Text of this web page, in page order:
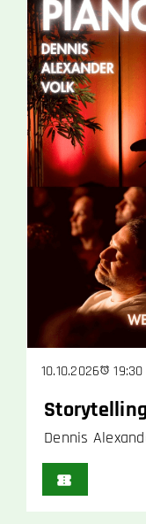
10.10.2026
Dennis